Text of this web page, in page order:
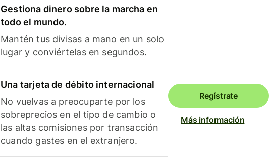
Gestiona dinero sobre la marcha en
todo el mundo.
Mantén tus divisas a mano en un solo
lugar y conviértelas en segundos.
Una tarjeta de débito internacional
No vuelvas a preocuparte por los
sobreprecios en el tipo de cambio o
las altas comisiones por transacción
cuando gastes en el extranjero.
Regístrate
Más información